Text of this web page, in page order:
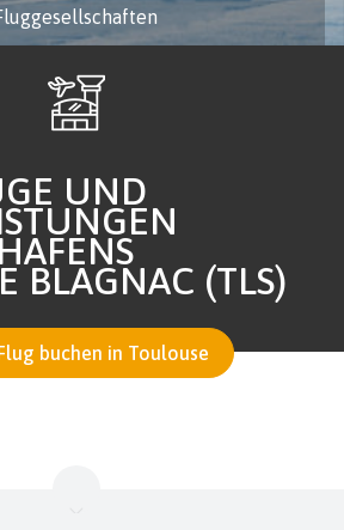
UND
BLAGNAC (TLS)
buchen in Toulouse